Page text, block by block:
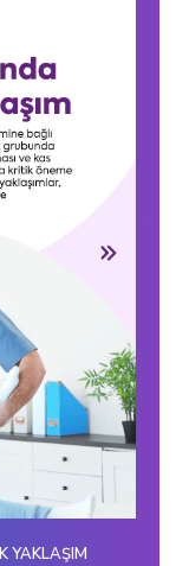
YAKLAŞIM